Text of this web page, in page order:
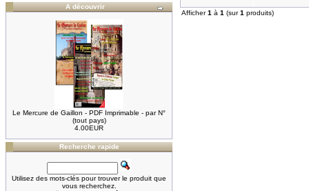
A découvrir
Le Mercure de Gaillon - PDF Imprimable - par N°
(tout pays)
4.00EUR
Recherche rapide
Utilisez des mots-clés pour trouver le produit que
vous recherchez.
Afficher1 à 1 (sur1 produits)